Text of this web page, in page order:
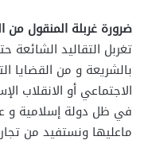
ضرورة غربلة المنقول من
تغربل التقاليد الشائعة
بالشريعة و من القضايا
الاجتماعي أو الانقلاب
في ظل دولة إسلامية و
ماعليها ونستفيد من